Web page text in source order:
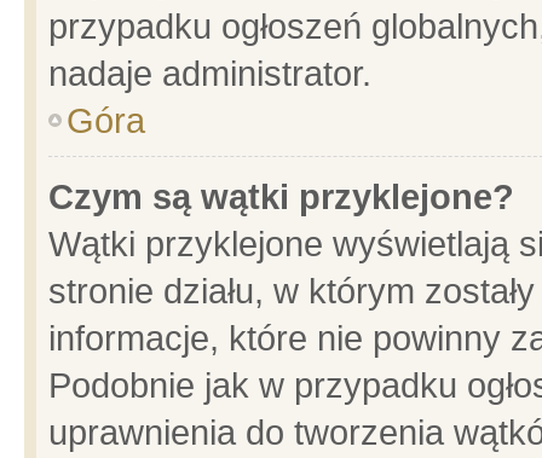
przypadku ogłoszeń
nadaje administrator.
Góra
Czym są wątki przyklejone?
Wątki przyklejone wyświetlają
stronie działu, w którym
informacje, które nie powinny
Podobnie jak w przypadku
uprawnienia do tworzenia